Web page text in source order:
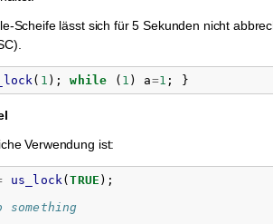
Scheife lässt sich für 5 Sekunden nicht
( 1 ); while ( 1 ) a=1 ; }
Verwendung ist:
us_lock(TRUE );
something